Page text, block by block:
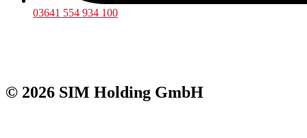
03641 554 934 100
© 2026 SIM Holding GmbH